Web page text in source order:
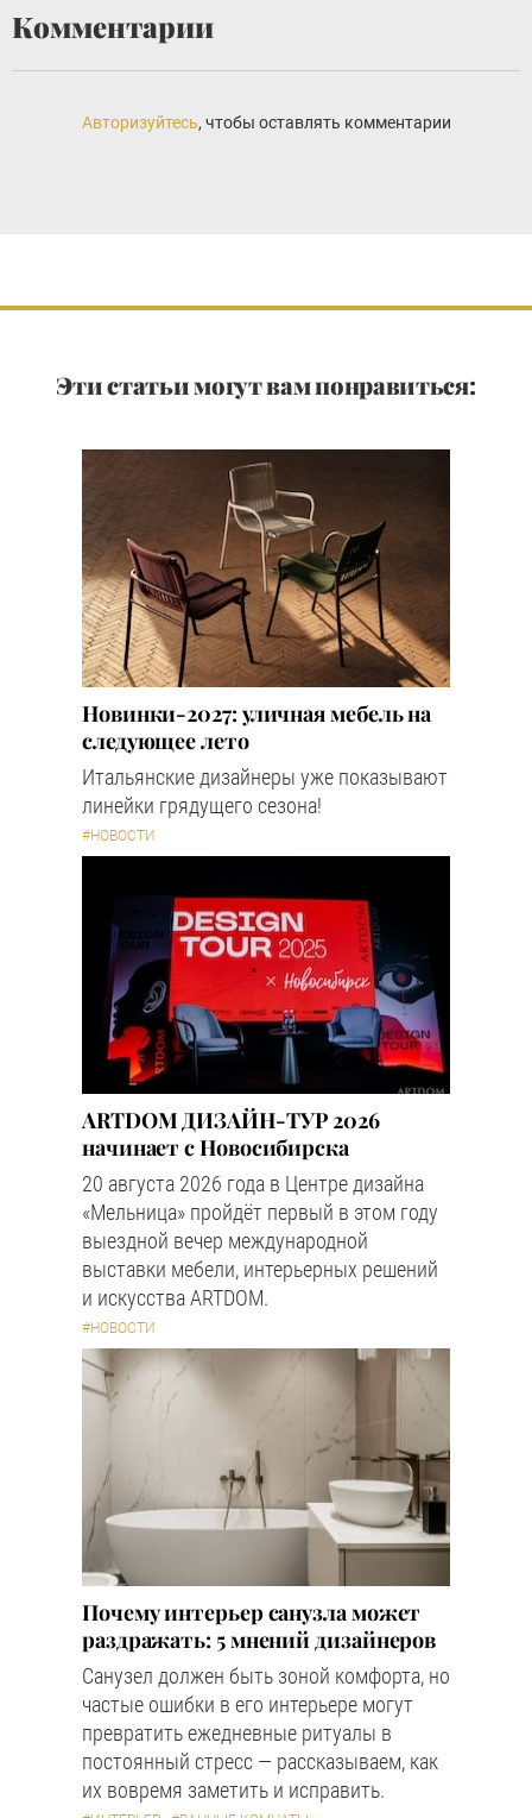
Комментарии
Авторизуйтесь, чтобы оставлять комментарии
Эти статьи могут вам понравиться:
Новинки-2027: уличная мебель на
следующее лето
Итальянские дизайнеры уже показывают
линейки грядущего сезона!
#НОВОСТИ
ARTDOM ДИЗАЙН-ТУР 2026
начинает с Новосибирска
20 августа 2026 года в Центре дизайна
«Мельница» пройдёт первый в этом году
выездной вечер международной
выставки мебели, интерьерных решений
и искусства ARTDOM.
#НОВОСТИ
Почему интерьер санузла может
раздражать: 5 мнений дизайнеров
Санузел должен быть зоной комфорта, но
частые ошибки в его интерьере могут
превратить ежедневные ритуалы в
постоянный стресс — рассказываем, как
их вовремя заметить и исправить.